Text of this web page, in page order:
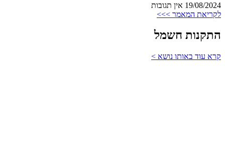
19/08/2024 אין תגובות
לקריאת המאמר >>>
התקנות חשמל
קרא עוד באותו נושא >